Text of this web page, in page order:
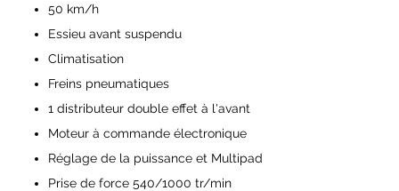
50 km/h
Essieu avant suspendu
Climatisation
Freins pneumatiques
1 distributeur double effet à l'avant
Moteur à commande électronique
Réglage de la puissance et Multipad
Prise de force 540/1000 tr/min